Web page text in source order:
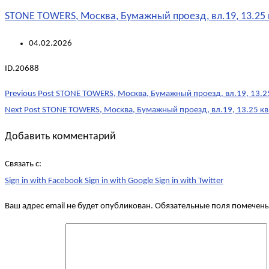
STONE TOWERS, Москва, Бумажный проезд, вл.19, 13.25
04.02.2026
ID.20688
Post
navigation
Previous Post STONE TOWERS, Москва, Бумажный проезд, вл.19,
Next Post STONE TOWERS, Москва, Бумажный проезд, вл.19, 13.25
Добавить комментарий
Связать с:
Sign in with Facebook Sign in with Google Sign in with Twitter
Ваш адрес email не будет опубликован. Обязательные поля